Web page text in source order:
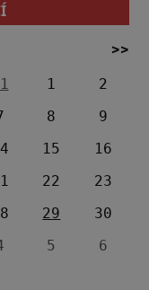
>>
1
2
8
9
15
16
22
23
29
30
5 6